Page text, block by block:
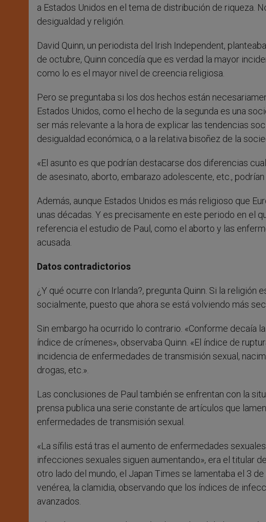
a Estados Unidos en el tema de distribución de riqueza.
desigualdad y religión.
David Quinn, un periodista del Irish Independent,
de octubre, Quinn concedía que es verdad la mayor
como lo es el mayor nivel de creencia religiosa.
Pero se preguntaba si los dos hechos están
Estados Unidos, como el hecho de la segunda es una
ser más relevante a la hora de explicar las tendencias
desigualdad económica, o a la relativa bisoñez de la
«El asunto es que podrían destacarse dos diferencias
de asesinato, aborto, embarazo adolescente, etc.,
Además, aunque Estados Unidos es más religioso que
unas décadas. Y es precisamente en este periodo en el
referencia el estudio de Paul, como el aborto y las
acusada.
Datos contradictorios
¿Y qué ocurre con Irlanda?, pregunta Quinn. Si la
socialmente, puesto que ahora se está volviendo más
Sin embargo ha ocurrido lo contrario. «Conforme decaía
índice de crímenes», observaba Quinn. «El índice de
incidencia de enfermedades de transmisión sexual,
drogas, etc.».
Las conclusiones de Paul también se enfrentan con la
prensa publica una serie constante de artículos que
enfermedades de transmisión sexual.
«La sífilis está tras el aumento de enfermedades
infecciones sexuales siguen aumentando», era el titular
otro lado del mundo, el Japan Times se lamentaba el 3
venérea, la clamidia, observando que los índices de
avanzados.